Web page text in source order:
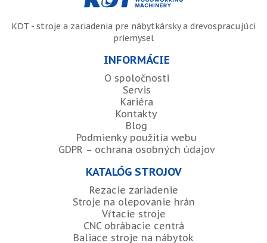
KDT - stroje a zariadenia pre nábytkársky a drevospracujúci
priemysel
INFORMÁCIE
O spoločnosti
Servis
Kariéra
Kontakty
Blog
Podmienky použitia webu
GDPR – ochrana osobných údajov
KATALÓG STROJOV
Rezacie zariadenie
Stroje na olepovanie hrán
Vŕtacie stroje
CNC obrábacie centrá
Baliace stroje na nábytok